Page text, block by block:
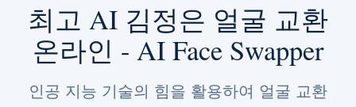
최고 AI 김정은 얼굴 교환
온라인 - AI Face Swapper
인공 지능 기술의 힘을 활용하여 얼굴 교환